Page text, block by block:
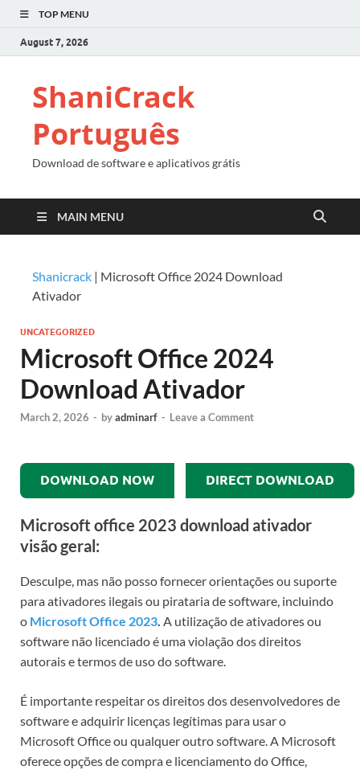
TOP MENU
August 7, 2026
ShaniCrack
Português
Download de software e aplicativos grátis
MAIN MENU
Shanicrack | Microsoft Office 2024 Download
Ativador
UNCATEGORIZED
Microsoft Office 2024
Download Ativador
March 2, 2026 - byadminarf - Leave a Comment
DOWNLOAD NOW DIRECT DOWNLOAD
Microsoft office 2023 download ativador
visão geral:
Desculpe, mas não posso fornecer orientações ou suporte
para ativadores ilegais ou pirataria de software, incluindo
o Microsoft Office 2023. A utilização de ativadores ou
software não licenciado é uma violação dos direitos
autorais e termos de uso do software.
É importante respeitar os direitos dos desenvolvedores de
software e adquirir licenças legítimas para usar o
Microsoft Office ou qualquer outro software. A Microsoft
oferece opções de compra e licenciamento do Office,